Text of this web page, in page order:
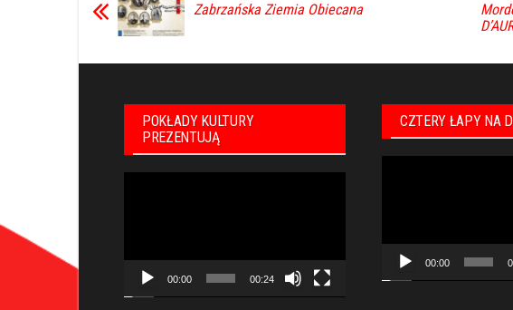
Zabrzańska Ziemia Obiecana
POKŁADY KULTURY
PREZENTUJĄ
00:00 00:24
CZTERY ŁAPY NA
00:00